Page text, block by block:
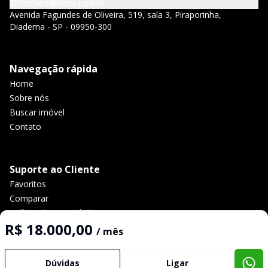
R$ 18.000,00 / mês
Dúvidas Ligar
Avenida Fagundes de Oliveira, 519, sala 3, Piraporinha,
Diadema - SP - 09950-300
Navegação rápida
Home
Sobre nós
Buscar imóvel
Contato
Suporte ao Cliente
Favoritos
Comparar
Política de privacidade
Imobiliária Certificada: